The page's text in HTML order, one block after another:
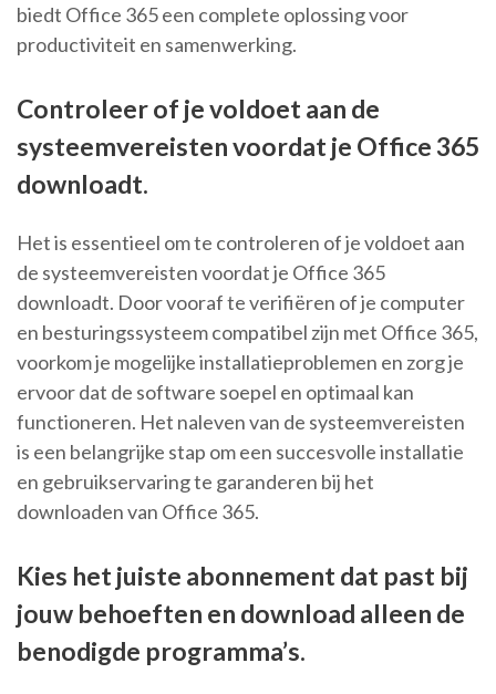
biedt Office 365 een complete oplossing voor
productiviteit en samenwerking.
Controleer of je voldoet aan de
systeemvereisten voordat je Office 365
downloadt.
Het is essentieel om te controleren of je voldoet aan
de systeemvereisten voordat je Office 365
downloadt. Door vooraf te verifiëren of je computer
en besturingssysteem compatibel zijn met Office 365,
voorkom je mogelijke installatieproblemen en zorg je
ervoor dat de software soepel en optimaal kan
functioneren. Het naleven van de systeemvereisten
is een belangrijke stap om een succesvolle installatie
en gebruikservaring te garanderen bij het
downloaden van Office 365.
Kies het juiste abonnement dat past bij
jouw behoeften en download alleen de
benodigde programma’s.